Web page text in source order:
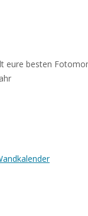
eure besten